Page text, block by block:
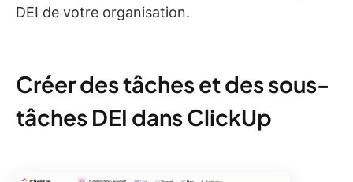
DEI de votre organisation.
Créer des tâches et des sous-
tâches DEI dans ClickUp